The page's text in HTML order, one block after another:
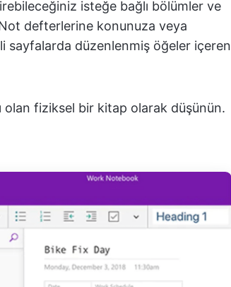
isteğe bağlı bölümler ve
defterlerine konunuza veya
sayfalarda düzenlenmiş öğeler içeren
fiziksel bir kitap olarak düşünün.